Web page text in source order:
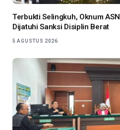
Terbukti Selingkuh, Oknum
Dijatuhi Sanksi Disiplin Berat
5 AGUSTUS 2026